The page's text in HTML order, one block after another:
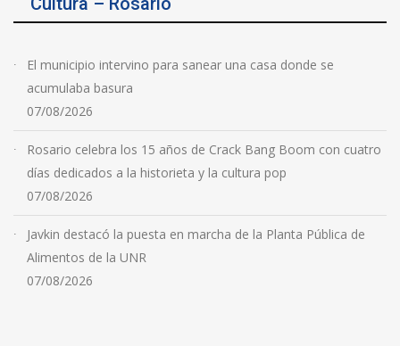
El municipio intervino para sanear una casa donde se
acumulaba basura
07/08/2026
Rosario celebra los 15 años de Crack Bang Boom con cuatro
días dedicados a la historieta y la cultura pop
07/08/2026
Javkin destacó la puesta en marcha de la Planta Pública de
Alimentos de la UNR
07/08/2026